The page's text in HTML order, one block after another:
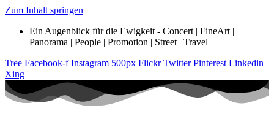
Zum Inhalt springen
Ein Augenblick für die Ewigkeit - Concert | FineArt |
Panorama | People | Promotion | Street | Travel
Tree Facebook-f Instagram 500px Flickr Twitter Pinterest Linkedin
Xing